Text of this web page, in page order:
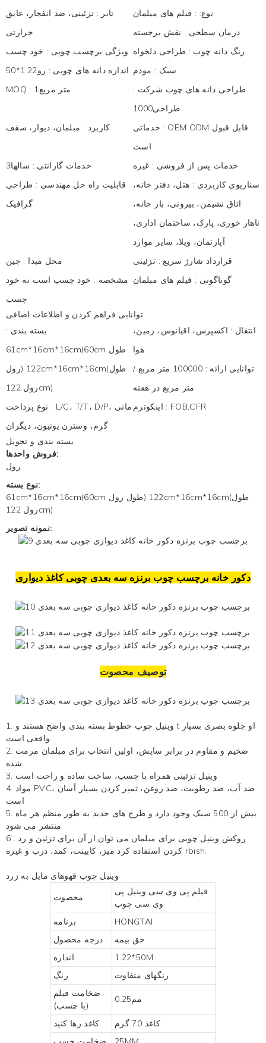
تابر : تزئینی، ضد انفجار، عایق
حرارتی
نوع: : فیلم های مبلمان
درمان سطحی : نقش برجسته
ویژگی برچسب چوبی : خود چسب رنگ دانه چوب : طراحی دلخواه
اندازه دانه های چوبی : رو1.22*50 سبک : مودم
MOQ : متر مربع1 طراحی دانه های چوب شرکت :
طراحی1000
کاربرد : مبلمان، دیوار، سقف : OEM ODM قابل قبول
است
خدمات گارانتی : سالها3 خدمات پس از فروشی : غیره
قابلیت راه حل مهندسی : طراحی
گرافیک
سناریوی کاربردی : هتل، دفتر خانه،
اتاق نشیمن، بیرونی، بار خانه،
ناهار خوری، پارک، ساختمان اداری،
آپارتمان، ویلا، سایر موارد
محل مبدا : چین قرارداد شارژ سریع : تزئینی
مشخصه : خود چسب است نه خود
چسب
گوناگونی : فیلم های مبلمان
توانایی فراهم کردن و اطلاعات اضافی
بسته بندی :
61cm*16cm*16cm(60cm طول
رول) 122cm*16cm*16cm(طول
رول 122cm)
انتقال : اکسپرس، اقیانوس، زمین،
هوا
توانایی ارائه :
100000 متر مربع /
متر مربع در هفته
: L/C، T/T، D/P، مانی
گرم، وسترن یونیون، دیگران
: FOB,CFR
بسته بندی و تحویل
فروش واحدها:
رول
نوع بسته:
61cm*16cm*16cm(60cm طول رول) 122cm*16cm*16cm(طول
رول 122cm)
نمونه تصویر:
دکور خانه برچسب چوب برنزه سه بعدی چوبیکاغذ دیواری
توصیف محصوت
1. وینیل چوب خطوط بسته بندی واضح هستند و t او جلوه بصری بسیار
واقعی است.
2. ضخیم و مقاوم در برابر سایش، اولین انتخاب برای مبلمان مرمت
شده.
3.
وینیل تزئینی همراه با چسب، ساخت ساده و راحت است
4. مواد PVC، ضد آب، ضد رطوبت، ضد روغن، تمیز کردن بسیار آسان
است
5. بیش از 500 سبک وجود دارد و طرح های جدید به طور منظم هر ماه
منتشر می شود
6 . روکش وینیل چوبی برای مبلمان می توان از آن برای تزئین و رد
کردن استفاده کرد میز، کابینت، کمد، درب و غیره rbish.
وینیل چوب قهوهای مایل به زرد
محصوت
فیلم پی وی سی وینیل پی
وی سی چوب
برنامه
HONGTAI
درجه محصول
حق بیمه
اندازه
1.22*50M
رنگ
رنگهای متفاوت
ضخامت فیلم
(با چسب)
مم0.25
کاغذ رها کنید
کاغذ 70 گرم